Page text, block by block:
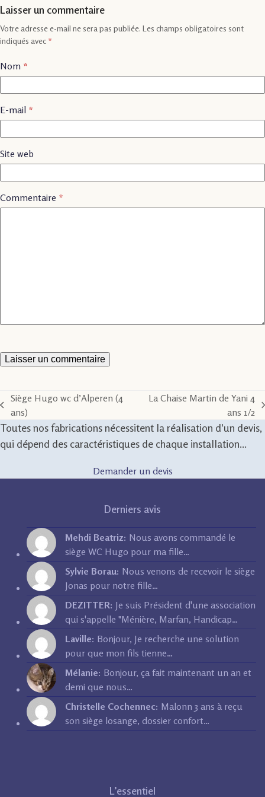
Laisser un commentaire
Votre adresse e-mail ne sera pas publiée. Les champs obligatoires sont
indiqués avec *
Nom *
E-mail *
Site web
Commentaire *
previous
post:
Siège Hugo wc d’Alperen (4
ans)
post:
La Chaise Martin de Yani 4
ans 1/2
Toutes nos fabrications nécessitent la réalisation d'un devis,
qui dépend des caractéristiques de chaque installation...
Demander un devis
Derniers avis
Mehdi Beatriz: Nous avons commandé le
siège WC Hugo pour ma fille…
Sylvie Borau: Nous venons de recevoir le siège
Jonas pour notre fille…
DEZITTER: Je suis Président d'une association
qui s'appelle "Ménière, Marfan, Handicap…
Laville: Bonjour, Je recherche une solution
pour que mon fils tienne…
Mélanie: Bonjour, ça fait maintenant un an et
demi que nous…
Christelle Cochennec: Malonn 3 ans à reçu
son siège losange, dossier confort…
L’essentiel